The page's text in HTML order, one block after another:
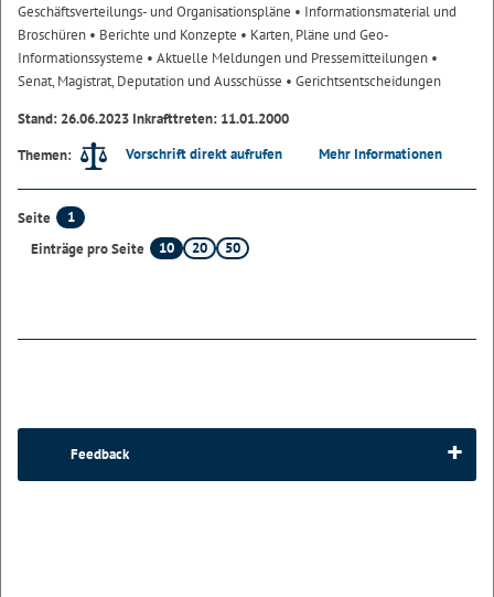
Geschäftsverteilungs- und Organisationspläne • Informationsmaterial und
Broschüren • Berichte und Konzepte • Karten, Pläne und Geo-
Informationssysteme • Aktuelle Meldungen und Pressemitteilungen •
Senat, Magistrat, Deputation und Ausschüsse • Gerichtsentscheidungen
Stand: 26.06.2023 Inkrafttreten: 11.01.2000
Themen:
Vorschrift direkt aufrufen Mehr Informationen
Seite
1
Einträge pro Seite
10 20 50
Feedback